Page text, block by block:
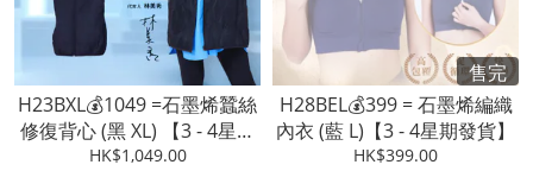
H23BXL💰1049 =石墨烯蠶絲
修復背心 (黑 XL) 【3 - 4星期
發貨】
HK$1,049.00
售完
H28BEL💰399 = 石墨烯編織
內衣 (藍 L)【3 - 4星期發貨】
HK$399.00